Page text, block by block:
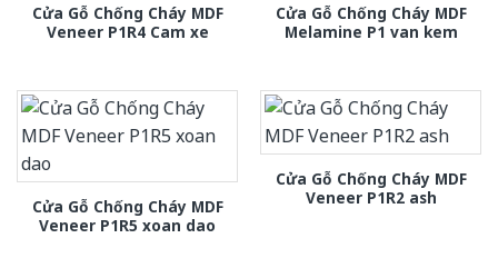
Cửa Gỗ Chống Cháy MDF
Veneer P1R4 Cam xe
Cửa Gỗ Chống Cháy MDF
Melamine P1 van kem
Cửa Gỗ Chống Cháy MDF
Veneer P1R5 xoan dao
Cửa Gỗ Chống Cháy MDF
Veneer P1R2 ash